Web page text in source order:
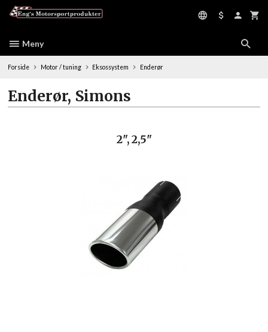
Meny
Forside Motor / tuning Eksossystem Enderør
Enderør, Simons
2", 2,5"